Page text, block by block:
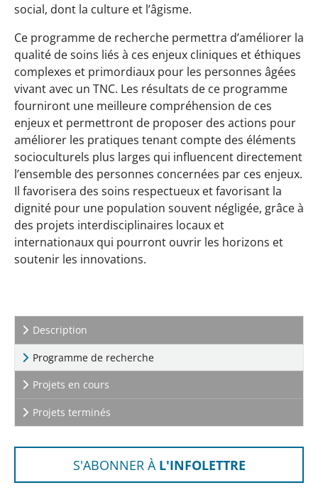
Description
Programme de recherche(current)
Projets en cours
Projets terminés
S'ABONNER À L'INFOLETTRE
social, dont la culture et l’âgisme.
Ce programme de recherche permettra d’améliorer la
qualité de soins liés à ces enjeux cliniques et éthiques
complexes et primordiaux pour les personnes âgées
vivant avec un TNC. Les résultats de ce programme
fourniront une meilleure compréhension de ces
enjeux et permettront de proposer des actions pour
améliorer les pratiques tenant compte des éléments
socioculturels plus larges qui influencent directement
l’ensemble des personnes concernées par ces enjeux.
Il favorisera des soins respectueux et favorisant la
dignité pour une population souvent négligée, grâce à
des projets interdisciplinaires locaux et
internationaux qui pourront ouvrir les horizons et
soutenir les innovations.